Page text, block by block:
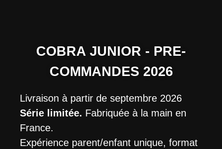
COBRA JUNIOR - PRE-
COMMANDES 2026
Livraison à partir de septembre 2026
Série limitée. Fabriquée à la main en
France.
Expérience parent/enfant unique, format